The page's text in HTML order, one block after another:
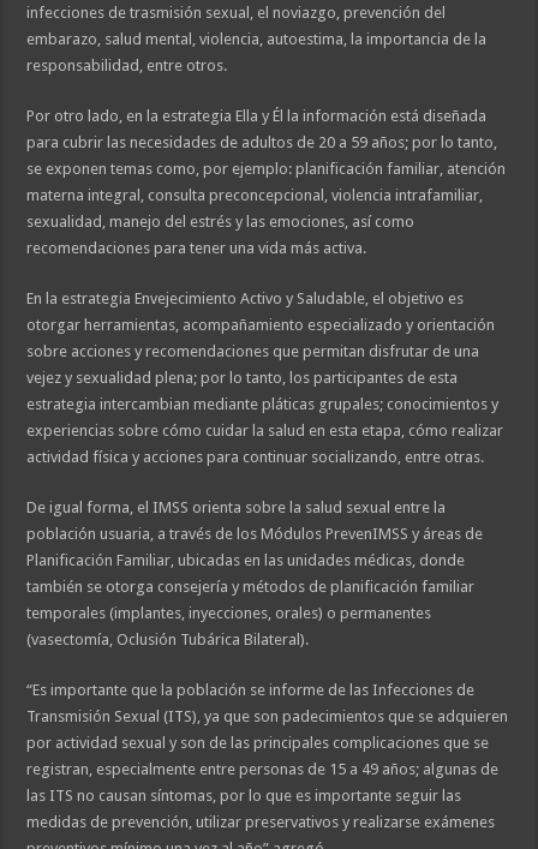
infecciones de trasmisión sexual, el noviazgo, prevención del
embarazo, salud mental, violencia, autoestima, la importancia de la
responsabilidad, entre otros.
Por otro lado, en la estrategia Ella y Él la información está diseñada
para cubrir las necesidades de adultos de 20 a 59 años; por lo tanto,
se exponen temas como, por ejemplo: planificación familiar, atención
materna integral, consulta preconcepcional, violencia intrafamiliar,
sexualidad, manejo del estrés y las emociones, así como
recomendaciones para tener una vida más activa.
En la estrategia Envejecimiento Activo y Saludable, el objetivo es
otorgar herramientas, acompañamiento especializado y orientación
sobre acciones y recomendaciones que permitan disfrutar de una
vejez y sexualidad plena; por lo tanto, los participantes de esta
estrategia intercambian mediante pláticas grupales; conocimientos y
experiencias sobre cómo cuidar la salud en esta etapa, cómo realizar
actividad física y acciones para continuar socializando, entre otras.
De igual forma, el IMSS orienta sobre la salud sexual entre la
población usuaria, a través de los Módulos PrevenIMSS y áreas de
Planificación Familiar, ubicadas en las unidades médicas, donde
también se otorga consejería y métodos de planificación familiar
temporales (implantes, inyecciones, orales) o permanentes
(vasectomía, Oclusión Tubárica Bilateral).
“Es importante que la población se informe de las Infecciones de
Transmisión Sexual (ITS), ya que son padecimientos que se adquieren
por actividad sexual y son de las principales complicaciones que se
registran, especialmente entre personas de 15 a 49 años; algunas de
las ITS no causan síntomas, por lo que es importante seguir las
medidas de prevención, utilizar preservativos y realizarse exámenes